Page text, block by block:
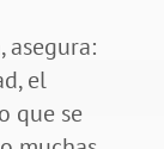
asegura:
el
que se